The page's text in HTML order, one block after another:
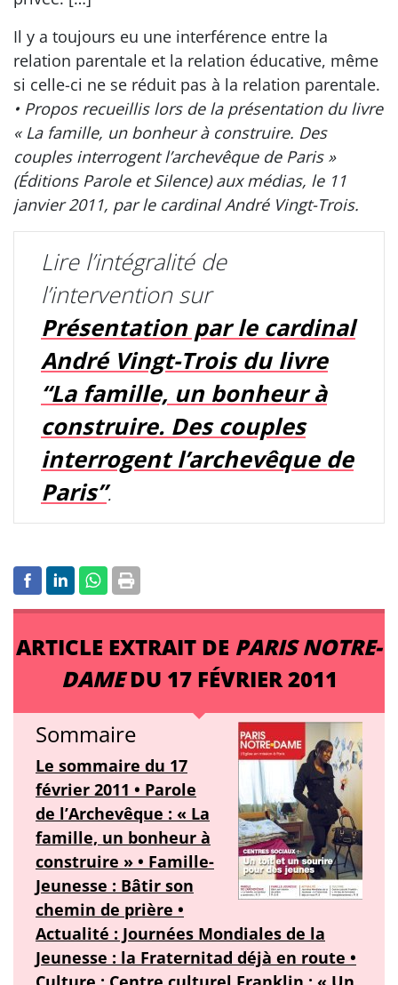
Il y a toujours eu une interférence entre la
relation parentale et la relation éducative, même
si celle-ci ne se réduit pas à la relation parentale.
• Propos recueillis lors de la présentation du livre
« La famille, un bonheur à construire. Des
couples interrogent l’archevêque de Paris »
(Éditions Parole et Silence) aux médias, le 11
janvier 2011, par le cardinal André Vingt-Trois.
Lire l’intégralité de
l’intervention sur
Présentation par le cardinal
André Vingt-Trois du livre
“La famille, un bonheur à
construire. Des couples
interrogent l’archevêque de
Paris”.
ARTICLE EXTRAIT DE PARIS NOTRE-
DAMEDU 17 FÉVRIER 2011
Sommaire
Le sommaire du 17
février 2011 • Parole
de l’Archevêque : « La
famille, un bonheur à
construire » • Famille-
Jeunesse : Bâtir son
chemin de prière •
Actualité : Journées Mondiales de la
Jeunesse : la Fraternitad déjà en route •